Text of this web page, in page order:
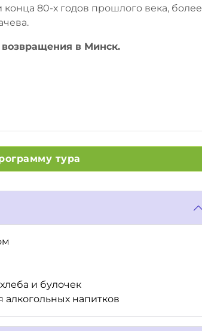
80-х годов прошлого века, более
в Минск.
тура
и булочек
алкогольных напитков